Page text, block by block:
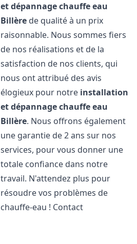
et dépannage chauffe eau
Billère de qualité à un prix
raisonnable. Nous sommes fiers
de nos réalisations et de la
satisfaction de nos clients, qui
nous ont attribué des avis
élogieux pour notre installation
et dépannage chauffe eau
Billère. Nous offrons également
une garantie de 2 ans sur nos
services, pour vous donner une
totale confiance dans notre
travail. N'attendez plus pour
résoudre vos problèmes de
chauffe-eau ! Contact